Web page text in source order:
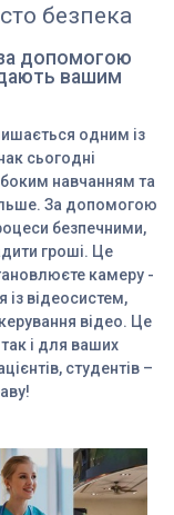
безпека
за допомогою
вашим
одним із
сьогодні
навчанням та
За допомогою
безпечними,
гроші. Це
камеру -
із відеосистем,
відео. Це
і для ваших
студентів –